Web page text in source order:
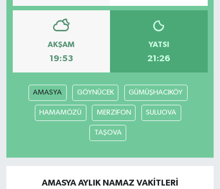
AKŞAM
19:53
YATSI
21:26
AMASYA GÖYNÜCEK GÜMÜŞHACIKÖY
HAMAMÖZÜ MERZİFON SULUOVA
TAŞOVA
AMASYA AYLIK NAMAZ VAKITLERI